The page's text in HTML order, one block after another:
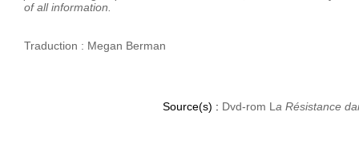
of all information.
Traduction : Megan Berman
Source(s) : Dvd-rom L a Résistance